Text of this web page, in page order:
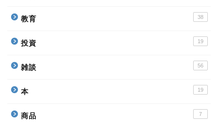
教育 38
投資 19
雑談 56
本 19
商品 7